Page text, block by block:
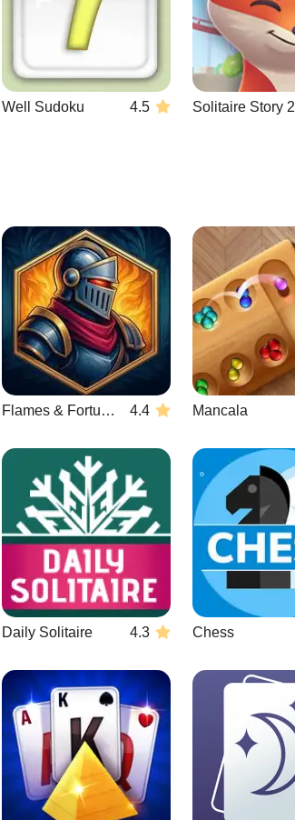
Well Sudoku 4.5 Solitaire Story 2
Flames & Fortune 4.4 Mancala
Daily Solitaire 4.3 Chess